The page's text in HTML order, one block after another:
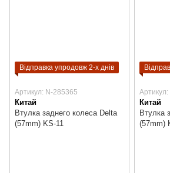
Відправка упродовж 2-х днів
Артикул: N-285365
Китай
Втулка заднего колеса Delta
(57mm) KS-11
Китай
Втулка
(57mm)